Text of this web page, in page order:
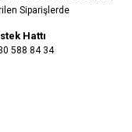
Siparişlerde
Hattı
588 84 34